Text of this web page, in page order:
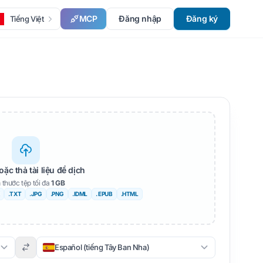
Tiếng Việt MCP Đăng nhập Đăng ký
thả tài liệu để dịch
thước tệp tối đa 1 GB
.TXT .JPG .PNG .IDML . EPUB .HTML
Español (tiếng Tây Ban Nha)